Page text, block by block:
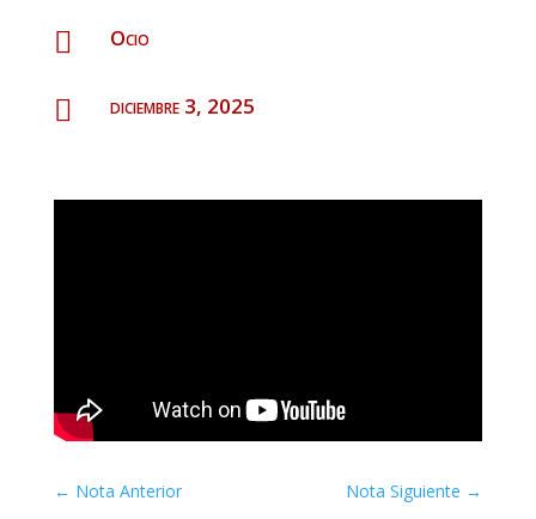
 Ocio
 diciembre 3, 2025
← Nota Anterior Nota Siguiente →